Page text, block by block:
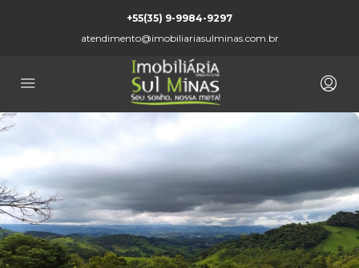
+55(35) 9-9984-9297
atendimento@imobiliariasulminas.com.br